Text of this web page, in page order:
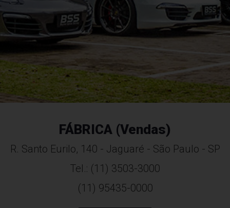
FÁBRICA (Vendas)
R. Santo Eurilo, 140 - Jaguaré - São Paulo - SP
Tel.: (11) 3503-3000
(11) 95435-0000